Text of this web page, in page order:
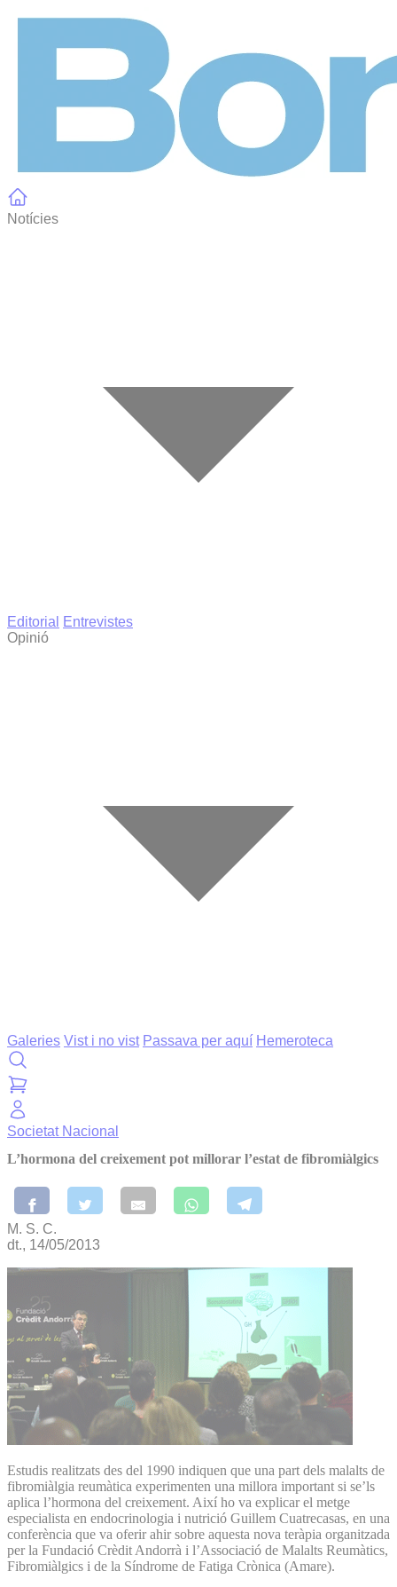
Notícies
Editorial
Entrevistes
Opinió
Galeries Vist i no vist Passava per aquí Hemeroteca
Societat Nacional
L’hormona del creixement pot millorar l’estat de fibromiàlgics
M. S. C.
dt., 14/05/2013
Estudis realitzats des del 1990 indiquen que una part dels malalts de
fibromiàlgia reumàtica experimenten una millora important si se’ls
aplica l’hormona del creixement. Així ho va explicar el metge
especialista en endocrinologia i nutrició Guillem Cuatrecasas, en una
conferència que va oferir ahir sobre aquesta nova teràpia organitzada
per la Fundació Crèdit Andorrà i l’Associació de Malalts Reumàtics,
Fibromiàlgics i de la Síndrome de Fatiga Crònica (Amare).